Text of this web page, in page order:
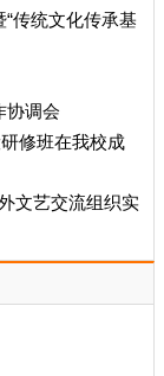
传统文化传承基
协调会
修班在我校成
文艺交流组织实